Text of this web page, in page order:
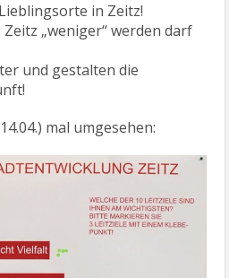
in Zeitz!
„weniger“ werden darf
und gestalten die
mal umgesehen: